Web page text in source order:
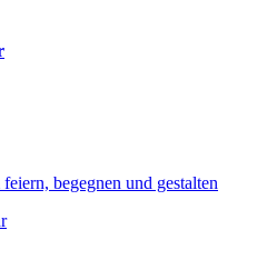
begegnen und gestalten